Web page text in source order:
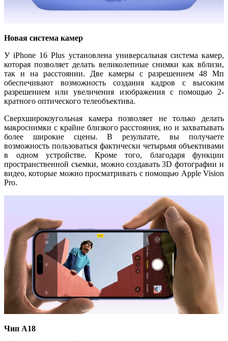
Новая система камер
У iPhone 16 Plus установлена универсальная система камер,
которая позволяет делать великолепные снимки как вблизи,
так и на расстоянии. Две камеры с разрешением 48 Мп
обеспечивают возможность создания кадров с высоким
разрешением или увеличения изображения с помощью 2-
кратного оптического телеобъектива.
Сверхширокоугольная камера позволяет не только делать
макроснимки с крайне близкого расстояния, но и захватывать
более широкие сцены. В результате, вы получаете
возможность пользоваться фактически четырьмя объективами
в одном устройстве. Кроме того, благодаря функции
пространственной съемки, можно создавать 3D фотографии и
видео, которые можно просматривать с помощью Apple Vision
Pro.
Чип A18